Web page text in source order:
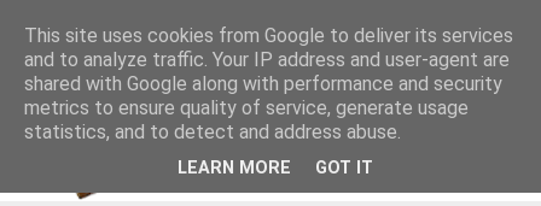
This site uses cookies from Google to deliver its services
and to analyze traffic. Your IP address and user-agent are
shared with Google along with performance and security
metrics to ensure quality of service, generate usage
statistics, and to detect and address abuse.
LEARN MORE GOT IT